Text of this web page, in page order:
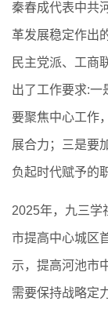
秦春成代表中共
革发展稳定作出
民主党派、工商
出了工作要求:一
要聚焦中心工作
展合力；三是要
负起时代赋予的
2025年，九三学
市提高中心城区
示，提高河池市
需要保持战略定